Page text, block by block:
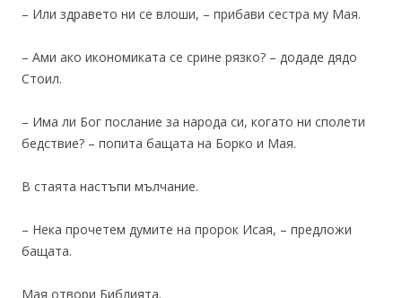
– Или здравето ни се влоши, – прибави сестра му Мая.
– Ами ако икономиката се срине рязко? – додаде дядо
Стоил.
– Има ли Бог послание за народа си, когато ни сполети
бедствие? – попита бащата на Борко и Мая.
В стаята настъпи мълчание.
– Нека прочетем думите на пророк Исая, – предложи
бащата.
Мая отвори Библията.